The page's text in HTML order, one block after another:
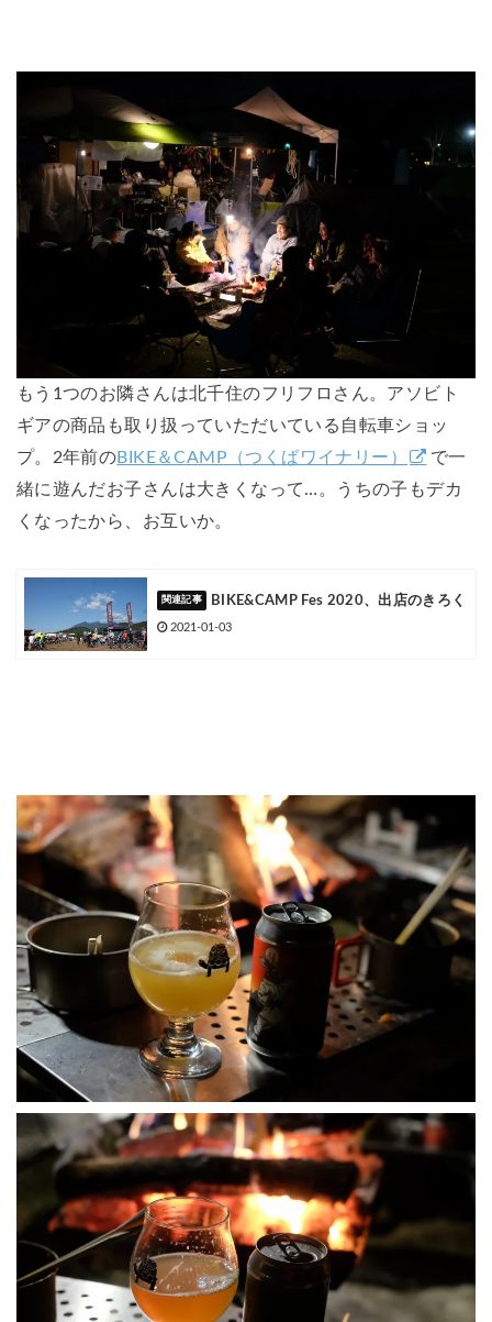
もう1つのお隣さんは北千住のフリフロさん。アソビト
ギアの商品も取り扱っていただいている自転車ショッ
プ。2年前のBIKE＆CAMP（つくばワイナリー）
で一
緒に遊んだお子さんは大きくなって…。うちの子もデカ
くなったから、お互いか。
BIKE&CAMP Fes 2020、出店のきろく
2021-01-03